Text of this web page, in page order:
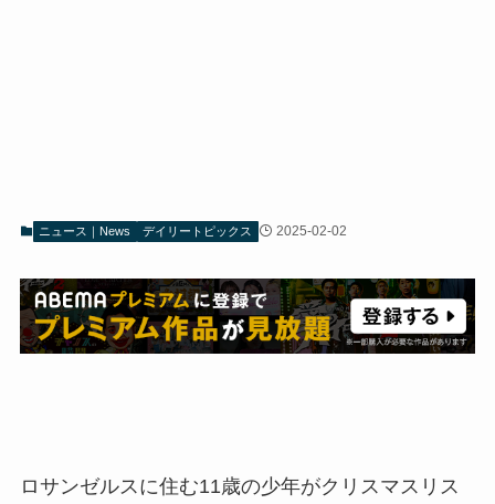
ニュース｜News デイリートピックス 2025-02-02
ロサンゼルスに住む11歳の少年がクリスマスリス